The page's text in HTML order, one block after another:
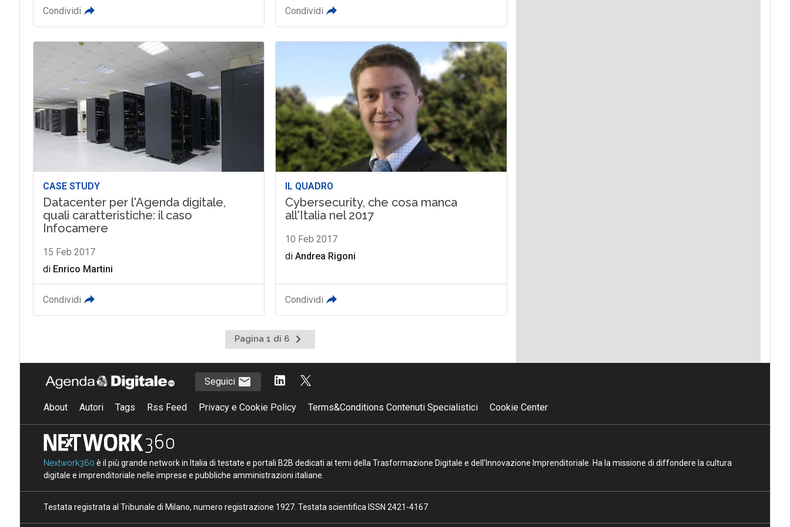
Condividi Condividi
CASE STUDY
Datacenter per l'Agenda digitale,
quali caratteristiche: il caso
Infocamere
15 Feb 2017
di Enrico Martini
Condividi
IL QUADRO
Cybersecurity, che cosa manca
all'Italia nel 2017
10 Feb 2017
diAndrea Rigoni
Condividi
Pagina 1 di 6
Pagina
successiva
Seguici
About Autori Tags Rss Feed Privacy e Cookie Policy Terms&Conditions Contenuti Specialistici Cookie Center
Nextwork360 è il più grande network in Italia di testate e portali B2B dedicati ai temi della Trasformazione Digitale e dell’Innovazione Imprenditoriale. Ha la missione di diffondere la cultura
digitale e imprenditoriale nelle imprese e pubbliche amministrazioni italiane.
Testata registrata al Tribunale di Milano, numero registrazione 1927. Testata scientifica ISSN 2421-4167